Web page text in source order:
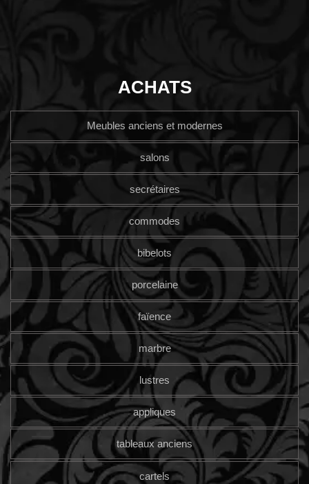
ACHATS
Meubles anciens et modernes
salons
secrétaires
commodes
bibelots
porcelaine
faïence
marbre
lustres
appliques
tableaux anciens
cartels